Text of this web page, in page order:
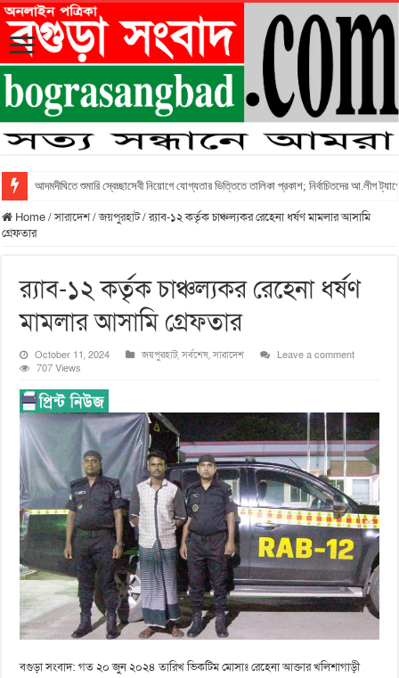
আদমদীঘিতে শুমারি স্বেচ্ছাসেবী নিয়োগে যোগ্যতার ভিত্তিতে তালিকা প্রকাশ; নির্বাচিতদের আ.লীগ
Home/সারাদেশ/জয়পুরহাট/র‌্যাব-১২ কর্তৃক চাঞ্চল্যকর রেহেনা ধর্ষণ মামলার আসামি
গ্রেফতার
র‌্যাব-১২ কর্তৃক চাঞ্চল্যকর রেহেনা ধর্ষণ
মামলার আসামি গ্রেফতার
October 11, 2024 জয়পুরহাট,সর্বশেষ,সারাদেশ
Leave a comment
707 Views
বগুড়া সংবাদ: গত ২০ জুন ২০২৪ তারিখ ভিকটিম মোসাঃ রেহেনা আক্তার খলিশাগাড়ী